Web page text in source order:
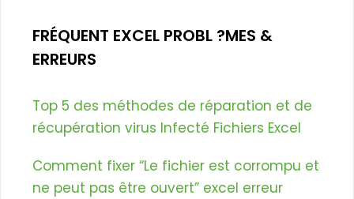
FRÉQUENT EXCEL PROBL ?MES &
ERREURS
Top 5 des méthodes de réparation et de
récupération virus Infecté Fichiers Excel
Comment fixer “Le fichier est corrompu et
ne peut pas être ouvert” excel erreur